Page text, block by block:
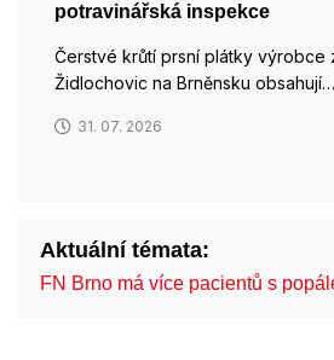
potravinářská inspekce
Čerstvé krůtí prsní plátky výrobce
Židlochovic na Brněnsku obsahují…
31. 07. 2026
Aktuální témata:
FN Brno má více pacientů s